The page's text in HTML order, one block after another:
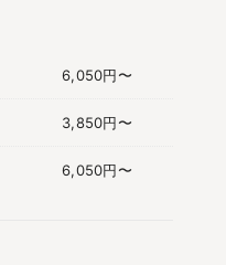
6,050円〜
3,850円〜
6,050円〜